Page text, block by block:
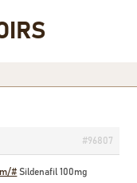
#96807
# Sildenafil 100mg